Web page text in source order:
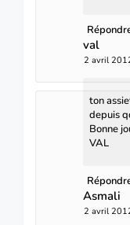
val
2 avril
ton
depuis
Bonne
VAL
Asmali
2 avril